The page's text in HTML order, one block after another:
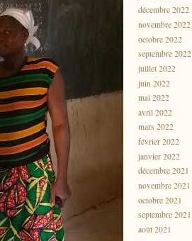
décembre 2022
novembre 2022
octobre 2022
septembre 2022
juillet 2022
juin 2022
mai 2022
avril 2022
mars 2022
février 2022
janvier 2022
décembre 2021
novembre 2021
octobre 2021
septembre 2021
août 2021